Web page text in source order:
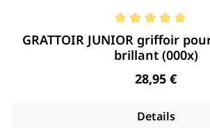
Note moyenne de 5 de 5 étoiles
GRATTOIR JUNIOR griffoir
brillant (000x)
Regulärer
28,95 €
Details